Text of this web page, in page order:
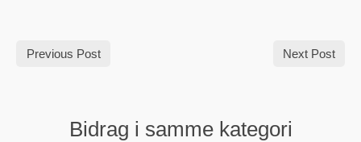
Previous Post Next Post
Bidrag i samme kategori